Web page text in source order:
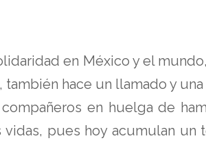
en México y el
hace un llamado y
en huelga de
pues hoy acumulan un